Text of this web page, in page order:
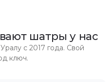
шатры у нас
с 2017 года. Свой
ключ.